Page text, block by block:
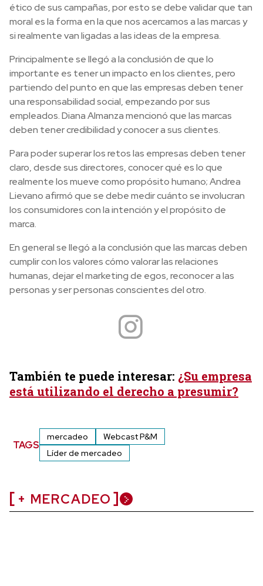
ético de sus campañas, por esto se debe validar que tan
moral es la forma en la que nos acercamos a las marcas y
si realmente van ligadas a las ideas de la empresa.
Principalmente se llegó a la conclusión de que lo
importante es tener un impacto en los clientes, pero
partiendo del punto en que las empresas deben tener
una responsabilidad social, empezando por sus
empleados. Diana Almanza mencionó que las marcas
deben tener credibilidad y conocer a sus clientes.
Para poder superar los retos las empresas deben tener
claro, desde sus directores,conocer qué es lo que
realmente los mueve como propósito humano; Andrea
Lievano afirmó que se debe medir cuánto se involucran
los consumidores con la intención y el propósito de
marca.
En general se llegó a la conclusión que las marcas deben
cumplir con los valores cómo valorar las relaciones
humanas,dejar el marketing de egos, reconocer a las
personas y ser personas conscientes del otro.
También te puede interesar: ¿Su empresa
está utilizando el derecho a presumir?
TAGS
mercadeo
Webcast P&M
Líder de mercadeo
+ MERCADEO